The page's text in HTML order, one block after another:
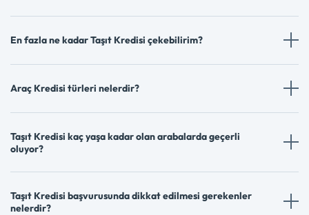
En fazla ne kadar Taşıt Kredisi çekebilirim?
Araç Kredisi türleri nelerdir?
Taşıt Kredisi kaç yaşa kadar olan arabalarda geçerli
oluyor?
Taşıt Kredisi başvurusunda dikkat edilmesi gerekenler
nelerdir?